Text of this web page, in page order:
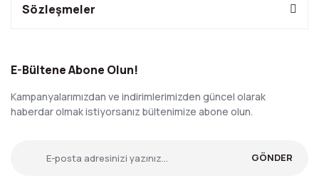
Sözleşmeler
E-Bültene Abone Olun!
Kampanyalarımızdan ve indirimlerimizden güncel olarak
haberdar olmak istiyorsanız bültenimize abone olun.
GÖNDER